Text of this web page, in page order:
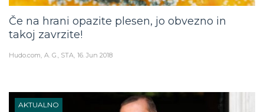
Če na hrani opazite plesen, jo obvezno in
takoj zavrzite!
Hudo.com A. G., STA 16. Jun 2018
AKTUALNO